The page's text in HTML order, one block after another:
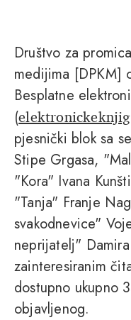
Društvo za
medijima [DPKM]
Besplatne
(
pjesnički blok sa
Stipe Grgasa,
"Kora" Ivana
"Tanja" Franje
svakodnevice"
neprijatelj"
zainteresiranim
dostupno ukupno
objavljenog.